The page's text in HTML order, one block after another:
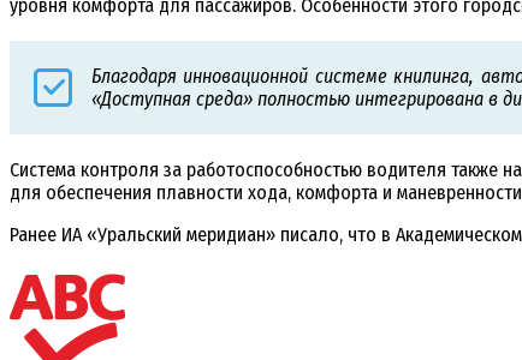
уровня комфорта для пассажиров. Особенности этого
Благодаря инновационной системе книлинга,
«Доступная среда» полностью интегрирована в
Система контроля за работоспособностью водителя также
для обеспечения плавности хода, комфорта и
Ранее ИА «Уральский меридиан» писало, что в